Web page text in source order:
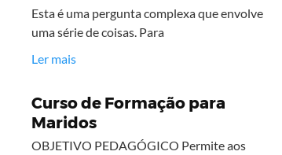
Esta é uma pergunta complexa que envolve
uma série de coisas. Para
Ler mais
Curso de Formação para
Maridos
OBJETIVO PEDAGÓGICO Permite aos